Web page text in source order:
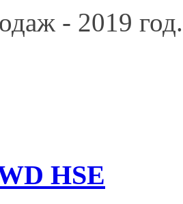
- 2019
HSE